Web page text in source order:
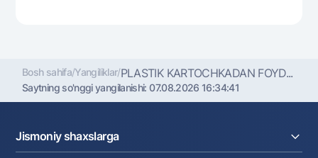
Bosh sahifa/Yangiliklar/PLASTIK KARTOCHKADAN FOYD...
Saytning so'nggi yangilanishi:07.08.2026 16:34:41
Jismoniy shaxslarga